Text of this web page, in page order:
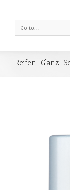
Go to...
Reifen-Glanz-